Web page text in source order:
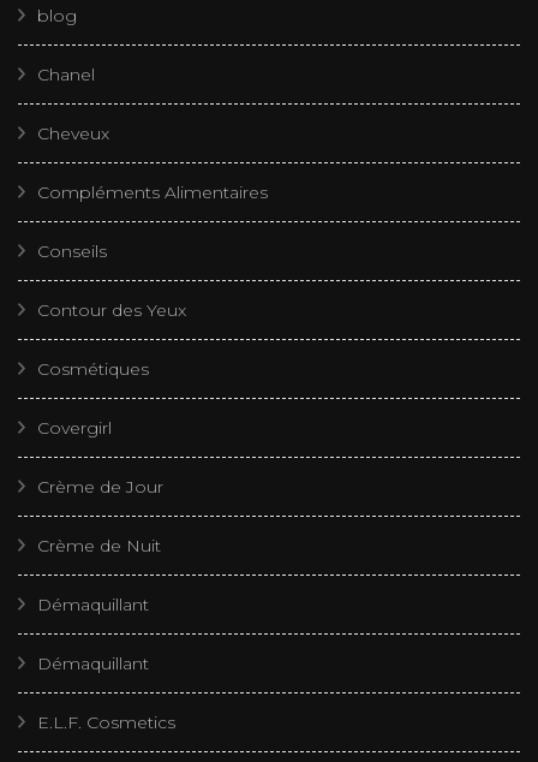
blog
Chanel
Cheveux
Compléments Alimentaires
Conseils
Contour des Yeux
Cosmétiques
Covergirl
Crème de Jour
Crème de Nuit
Démaquillant
Démaquillant
E.L.F. Cosmetics